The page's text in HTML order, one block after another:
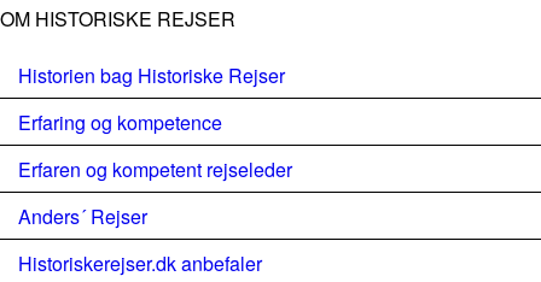
OM HISTORISKE REJSER
Historien bag Historiske Rejser
Erfaring og kompetence
Erfaren og kompetent rejseleder
Anders´ Rejser
Historiskerejser.dk anbefaler